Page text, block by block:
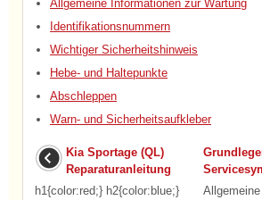
Allgemeine Informationen zur Wartung
Identifikationsnummern
Wichtiger Sicherheitshinweis
Hebe- und Haltepunkte
Abschleppen
Warn- und Sicherheitsaufkleber
Kia Sportage (QL)
Reparaturanleitung
h1{color:red;} h2{color:blue;}